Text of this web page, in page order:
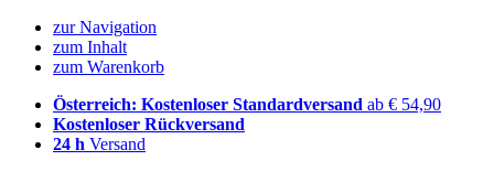
zur Navigation
zum Inhalt
zum Warenkorb
Österreich: Kostenloser Standardversand ab € 54,90
Kostenloser Rückversand
24 h Versand